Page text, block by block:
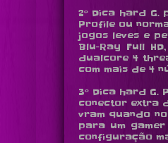
2º Dica hard G.
Profile ou
jogos leves e
Blu-Ray Full
dualcore 4
com mais de 4
3º Dica hard G.
conector extra
vram quando
para um
configuração